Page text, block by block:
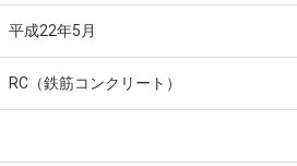
平成22年5月
RC（鉄筋コンクリート）